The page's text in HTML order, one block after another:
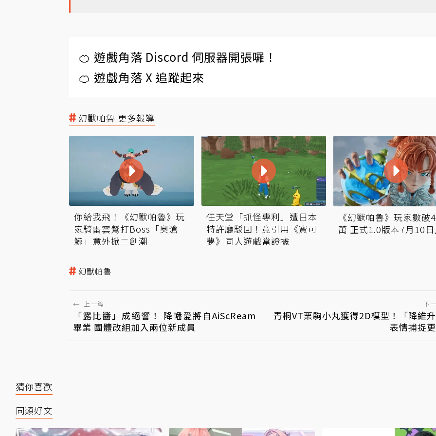
🍊 遊戲角落 Discord 伺服器開張囉！
🍊 遊戲角落 X 追蹤起來
幻獸帕魯 更多報導
你給我飛！《幻獸帕魯》玩
家騎雷雲鷲打Boss「奧滄
鯨」意外掀二創潮
任天堂「抓怪專利」遭日本
特許廳駁回！竟引用《寶可
夢》同人遊戲當證據
《幻獸帕魯》玩家數破
萬 正式1.0版本7月10
幻獸帕魯
← 上一篇
「露比醬」成絕響！ 降幡愛將自AiScReam
畢業 團體改組加入兩位新成員
下
青桐VT栗駒小丸獲得2D模型！「降維
表情捕捉
猜你喜歡
同類好文